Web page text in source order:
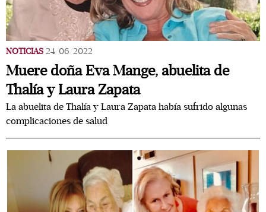
NOTICIAS 24/06/2022
Muere doña Eva Mange, abuelita de
Thalía y Laura Zapata
La abuelita de Thalía y Laura Zapata había sufrido algunas
complicaciones de salud